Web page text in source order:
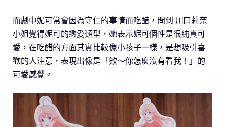
而劇中妮可常會因為守仁的事情而吃醋，問到 川口莉奈
小姐覺得妮可的戀愛類型，她表示妮可個性是很純真可
愛，在吃醋的方面其實比較像小孩子一樣，是想吸引喜
歡的人注意，表現出像是「欸～你怎麼沒有看我！」的
可愛感覺。